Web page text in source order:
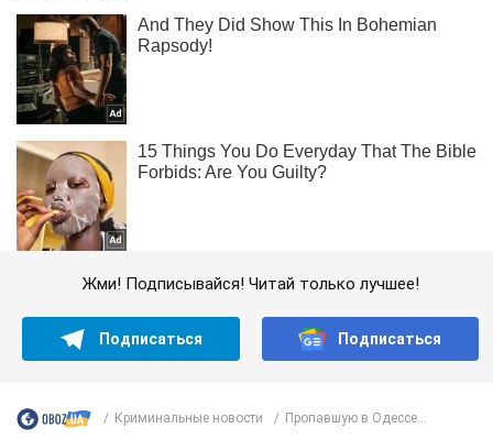
Жми! Подписывайся! Читай только лучшее!
Подписаться Подписаться
Криминальные новости Пропавшую в Одессе...